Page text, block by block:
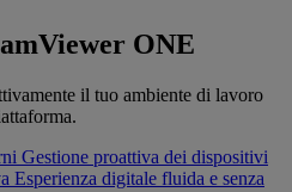
ONE
il tuo ambiente di lavoro
Gestione proattiva dei dispositivi
Esperienza digitale fluida e senza